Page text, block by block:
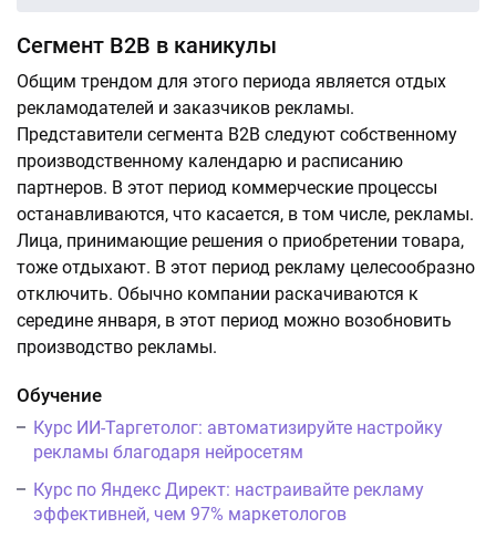
Сегмент В2В в каникулы
Общим трендом для этого периода является отдых
рекламодателей и заказчиков рекламы.
Представители сегмента В2В следуют собственному
производственному календарю и расписанию
партнеров. В этот период коммерческие процессы
останавливаются, что касается, в том числе, рекламы.
Лица, принимающие решения о приобретении товара,
тоже отдыхают. В этот период рекламу целесообразно
отключить. Обычно компании раскачиваются к
середине января, в этот период можно возобновить
производство рекламы.
Обучение
Курс ИИ-Таргетолог: автоматизируйте настройку
рекламы благодаря нейросетям
Курс по Яндекс Директ: настраивайте рекламу
эффективней, чем 97% маркетологов